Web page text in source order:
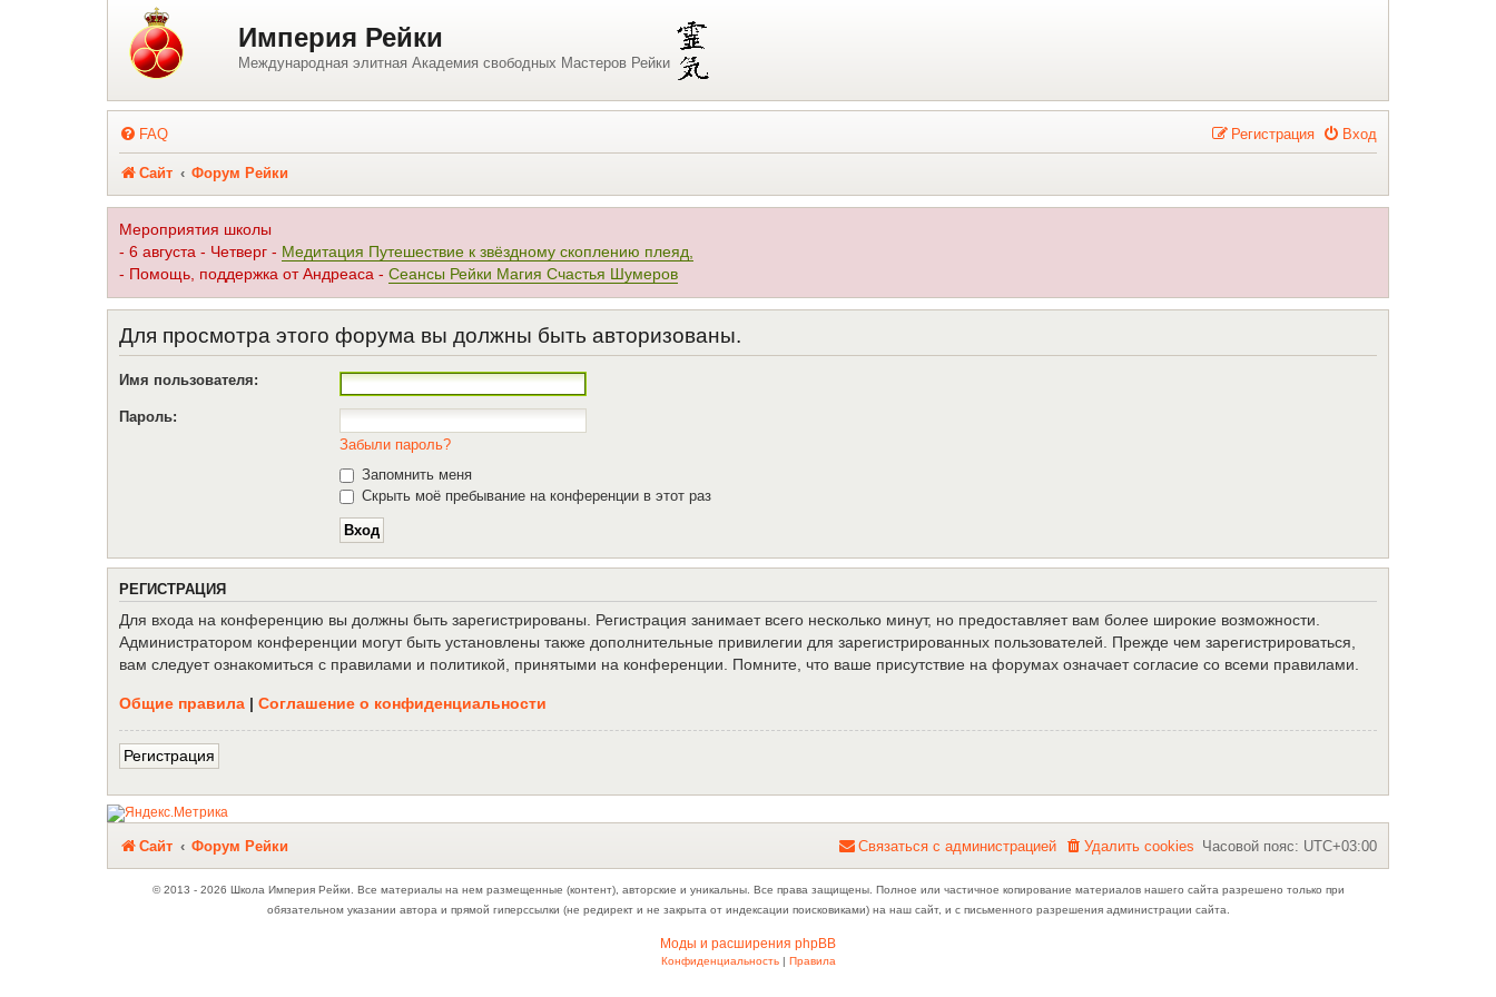
Регистрация Империя Рейки
Международная элитная Академия свободных Мастеров Рейки
FAQ Вход
Регистрация
Сайт Форум Рейки
Мероприятия школы
- 6 августа - Четверг - Медитация Путешествие к звёздному скоплению плеяд,
- Помощь, поддержка от Андреаса - Сеансы Рейки Магия Счастья Шумеров
Для просмотра этого форума вы должны быть авторизованы.
Имя пользователя:
Пароль:
Забыли пароль?
Запомнить меня
Скрыть моё пребывание на конференции в этот раз
РЕГИСТРАЦИЯ
Для входа на конференцию вы должны быть зарегистрированы. Регистрация занимает всего несколько минут, но предоставляет вам более широкие возможности.
Администратором конференции могут быть установлены также дополнительные привилегии для зарегистрированных пользователей. Прежде чем зарегистрироваться,
вам следует ознакомиться с правилами и политикой, принятыми на конференции. Помните, что ваше присутствие на форумах означает согласие со всеми правилами.
Общие правила | Соглашение о конфиденциальности
Регистрация
Сайт Форум Рейки Часовой пояс: UTC+03:00
Удалить cookies
Связаться с
Связаться с администрацией
© 2013 - 2026 Школа Империя Рейки. Все материалы на нем размещенные (контент), авторские и уникальны. Все права защищены. Полное или частичное копирование материалов нашего сайта разрешено только при
обязательном указании автора и прямой гиперссылки (не редирект и не закрыта от индексации поисковиками) на наш сайт, и с письменного разрешения администрации сайта.
Моды и расширения phpBB
Конфиденциальность| Правила